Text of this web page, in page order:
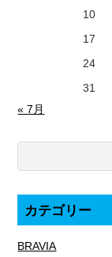
10
17
24
31
« 7月
カテゴリー
BRAVIA